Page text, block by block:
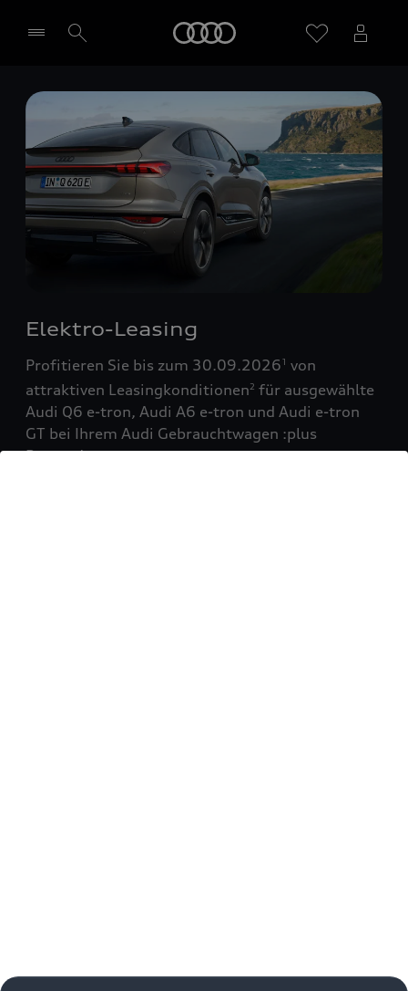
Händler wählen
Elektro-Leasing
Profitieren Sie bis zum 30.09.20261 von
attraktiven Leasingkonditionen2 für ausgewählte
Audi Q6 e-tron, Audi A6 e-tron und Audi e-tron
GT bei Ihrem Audi Gebrauchtwagen :plus
Partner!
Zurück nach oben